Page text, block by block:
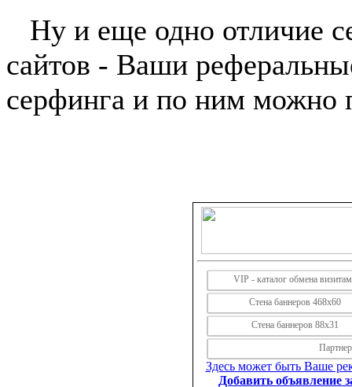
Ну и еще одно отличие
сайтов - Ваши
серфинга и по ним можно
VIP - каталог обмена
Стена баннеров 468х60
Стена баннеров 88х31
Здесь может быть Ваше
Добавить объявление